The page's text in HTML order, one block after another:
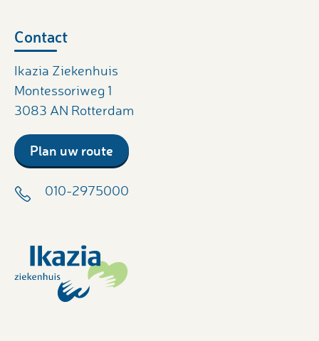
Contact
Ikazia Ziekenhuis
Montessoriweg 1
3083 AN Rotterdam
Plan uw route
010-2975000